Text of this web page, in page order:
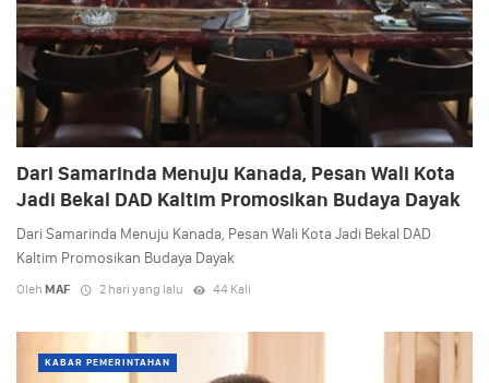
Dari Samarinda Menuju Kanada, Pesan Wali Kota
Jadi Bekal DAD Kaltim Promosikan Budaya Dayak
Dari Samarinda Menuju Kanada, Pesan Wali Kota Jadi Bekal DAD
Kaltim Promosikan Budaya Dayak
Oleh MAF 2 hari yang lalu 44 Kali
KABAR PEMERINTAHAN